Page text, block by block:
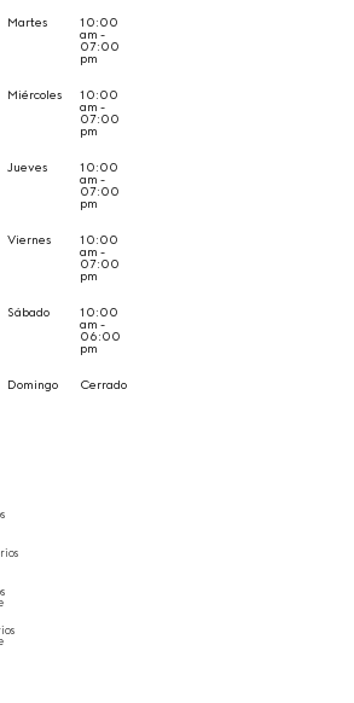
Martes 10:00
am -
07:00
pm
Miércoles 10:00
am -
07:00
pm
Jueves 10:00
am -
07:00
pm
Viernes 10:00
am -
07:00
pm
Sábado 10:00
am -
06:00
pm
Domingo Cerrado